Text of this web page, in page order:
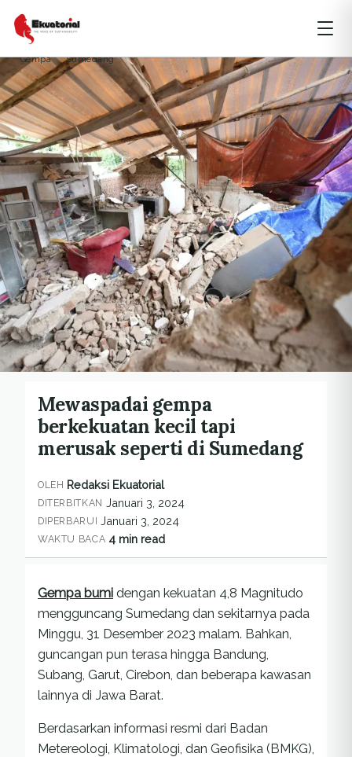
ARTIKEL
Gempa Sumedang
Mewaspadai gempa
berkekuatan kecil tapi
merusak seperti di Sumedang
OLEH Redaksi Ekuatorial
DITERBITKAN Januari 3, 2024
DIPERBARUI Januari 3, 2024
WAKTU BACA 4 min read
Gempa bumi dengan kekuatan 4,8 Magnitudo
mengguncang Sumedang dan sekitarnya pada
Minggu, 31 Desember 2023 malam. Bahkan,
guncangan pun terasa hingga Bandung,
Subang, Garut, Cirebon, dan beberapa kawasan
lainnya di Jawa Barat.
Berdasarkan informasi resmi dari Badan
Metereologi, Klimatologi, dan Geofisika (BMKG),